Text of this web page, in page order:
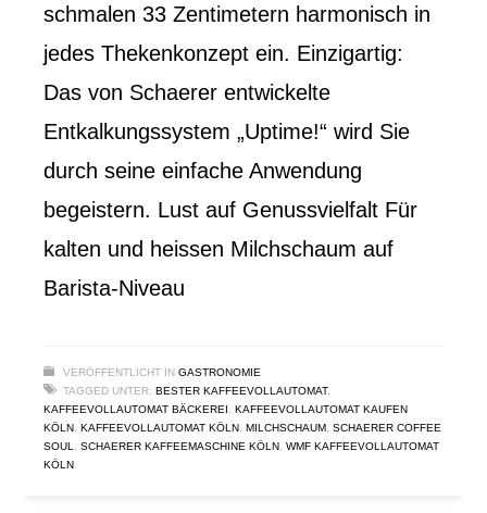
schmalen 33 Zentimetern harmonisch in
jedes Thekenkonzept ein. Einzigartig:
Das von Schaerer entwickelte
Entkalkungssystem „Uptime!“ wird Sie
durch seine einfache Anwendung
begeistern. Lust auf Genussvielfalt Für
kalten und heissen Milchschaum auf
Barista-Niveau
VERÖFFENTLICHT IN GASTRONOMIE
TAGGED UNTER: BESTER KAFFEEVOLLAUTOMAT,
KAFFEEVOLLAUTOMAT BÄCKEREI, KAFFEEVOLLAUTOMAT KAUFEN
KÖLN, KAFFEEVOLLAUTOMAT KÖLN, MILCHSCHAUM, SCHAERER COFFEE
SOUL, SCHAERER KAFFEEMASCHINE KÖLN, WMF KAFFEEVOLLAUTOMAT
KÖLN